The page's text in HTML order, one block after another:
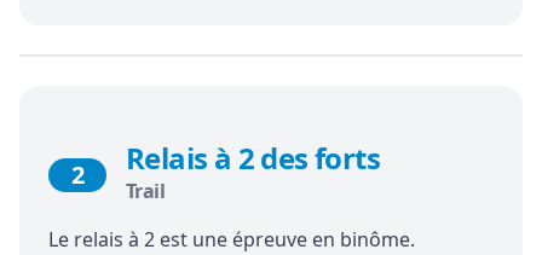
2 Relais à 2 des forts
Trail
Le relais à 2 est une épreuve en binôme.